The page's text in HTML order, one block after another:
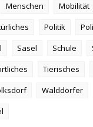
Menschen Mobilität
Politik
Sasel Schule
Tierisches
Walddörfer